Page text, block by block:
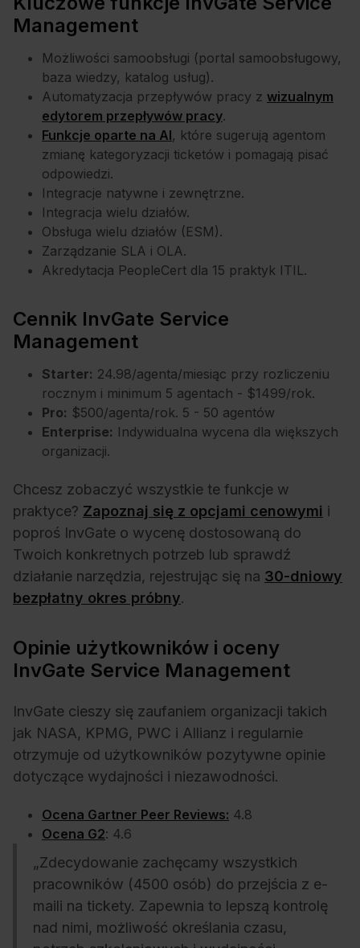
Management
Możliwości samoobsługi (portal samoobsługowy,
baza wiedzy, katalog usług).
Automatyzacja przepływów pracy z wizualnym
edytorem przepływów pracy.
Funkcje oparte na AI, które sugerują agentom
zmianę kategoryzacji ticketów i pomagają pisać
odpowiedzi.
Integracje natywne i zewnętrzne.
Integracja wielu działów.
Obsługa wielu działów (ESM).
Zarządzanie SLA i OLA.
Akredytacja PeopleCert dla 15 praktyk ITIL.
Cennik InvGate Service
Management
Starter: 24.98/agenta/miesiąc przy rozliczeniu
rocznym i minimum 5 agentach - $1499/rok.
Pro: $500/agenta/rok. 5 - 50 agentów
Enterprise: Indywidualna wycena dla większych
organizacji.
Chcesz zobaczyć wszystkie te funkcje w
praktyce? Zapoznaj się z opcjami cenowymi i
poproś InvGate o wycenę dostosowaną do
Twoich konkretnych potrzeb lub sprawdź
działanie narzędzia, rejestrując się na 30-dniowy
bezpłatny okres próbny.
Opinie użytkowników i oceny
InvGate Service Management
InvGate cieszy się zaufaniem organizacji takich
jak NASA, KPMG, PWC i Allianz i regularnie
otrzymuje od użytkowników pozytywne opinie
dotyczące wydajności i niezawodności.
Ocena Gartner Peer Reviews: 4.8
Ocena G2: 4.6
„Zdecydowanie zachęcamy wszystkich
pracowników (4500 osób) do przejścia z e-
maili na tickety. Zapewnia to lepszą kontrolę
nad nimi, możliwość określania czasu,